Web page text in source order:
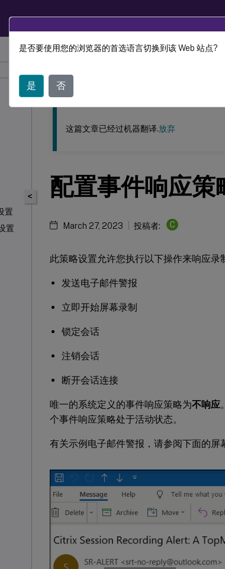
置
置
此内容已经过机器动态翻译。
<
这篇文章已经过机器翻译.放弃
配置事件响应策
March 27, 2023 投稿者: C
此策略设置允许您执行以下操作来响应录
发送电子邮件警报
立即开始屏幕录制
锁定会话
注销会话
断开会话连接
唯一的系统定义的事件响应策略为不响应
个事件响应策略处于活动状态。
有关示例电子邮件警报，请参阅下面的屏
是否要使用您的浏览器的首选语言切换到该 Web 站点?
是 否